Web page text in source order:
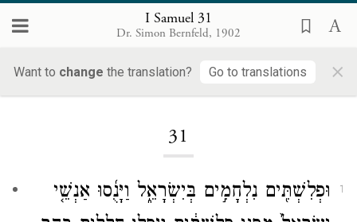
I Samuel 31
Dr. Simon Bernfeld, 1902
Want to change the translation? Go to translations ×
31
1
וּפְלִשְׁתִּ֖ים נִלְחָמִ֣ים בְּיִשְׂרָאֵ֑ל וַיָּנֻ֜סוּ אַנְשֵׁ֤י